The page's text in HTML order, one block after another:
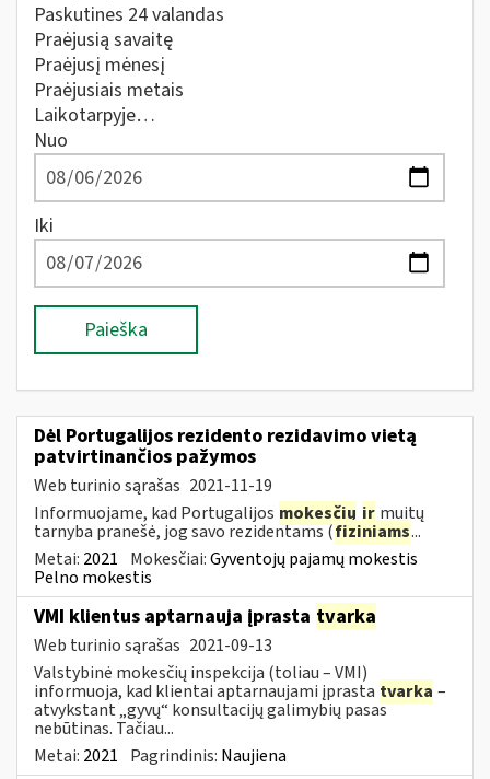
Paskutines 24 valandas
Praėjusią savaitę
Praėjusį mėnesį
Praėjusiais metais
Laikotarpyje…
Nuo
Iki
Paieška
Dėl Portugalijos rezidento rezidavimo vietą
patvirtinančios pažymos
Web turinio sąrašas 2021-11-19
Informuojame, kad Portugalijos mokesčių ir muitų
tarnyba pranešė, jog savo rezidentams (fiziniams...
Metai: 2021 Mokesčiai:Gyventojų pajamų mokestis
Pelno mokestis
VMI klientus aptarnauja įprasta tvarka
Web turinio sąrašas 2021-09-13
Valstybinė mokesčių inspekcija (toliau – VMI)
informuoja, kad klientai aptarnaujami įprasta tvarka –
atvykstant „gyvų“ konsultacijų galimybių pasas
nebūtinas. Tačiau...
Metai: 2021 Pagrindinis: Naujiena